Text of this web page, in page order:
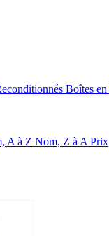
Boîtes
A à Z Nom, Z à A